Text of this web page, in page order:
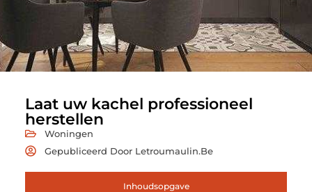
Laat uw kachel professioneel
herstellen
Woningen
Gepubliceerd Door Letroumaulin.be
Inhoudsopgave